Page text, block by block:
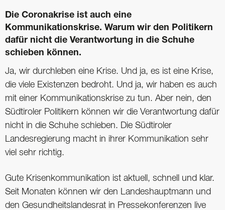
Die Coronakrise ist auch eine
Kommunikationskrise. Warum wir den Politikern
dafür nicht die Verantwortung in die Schuhe
schieben können.
Ja, wir durchleben eine Krise. Und ja, es ist eine Krise,
die viele Existenzen bedroht. Und ja, wir haben es auch
mit einer Kommunikationskrise zu tun. Aber nein, den
Südtiroler Politikern können wir die Verantwortung dafür
nicht in die Schuhe schieben. Die Südtiroler
Landesregierung macht in ihrer Kommunikation sehr
viel sehr richtig.
Gute Krisenkommunikation ist aktuell, schnell und klar.
Seit Monaten können wir den Landeshauptmann und
den Gesundheitslandesrat in Pressekonferenzen live